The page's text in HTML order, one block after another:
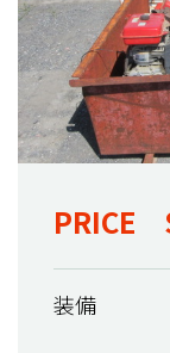
PRICE
装備